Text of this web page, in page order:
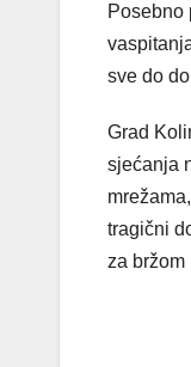
Posebno
sve do
Grad
sjećanja
tragični
za bržom